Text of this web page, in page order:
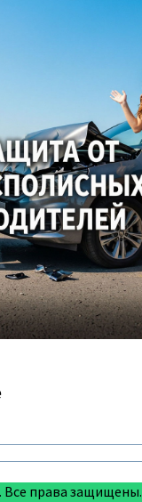
права защищены.